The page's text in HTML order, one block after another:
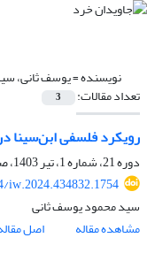
نویسنده =یوسف ثانی،
تعداد مقالات: 3
رویکرد فلسفی ابن‌سینا در
دوره 21، شماره 1، تیر 1403، صفحه
iw.2024.434832.1754
سید محمود یوسف ثانی
مشاهده مقاله
اصل